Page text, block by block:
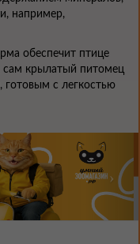
например,
обеспечит птице
сам крылатый питомец
с легкостью